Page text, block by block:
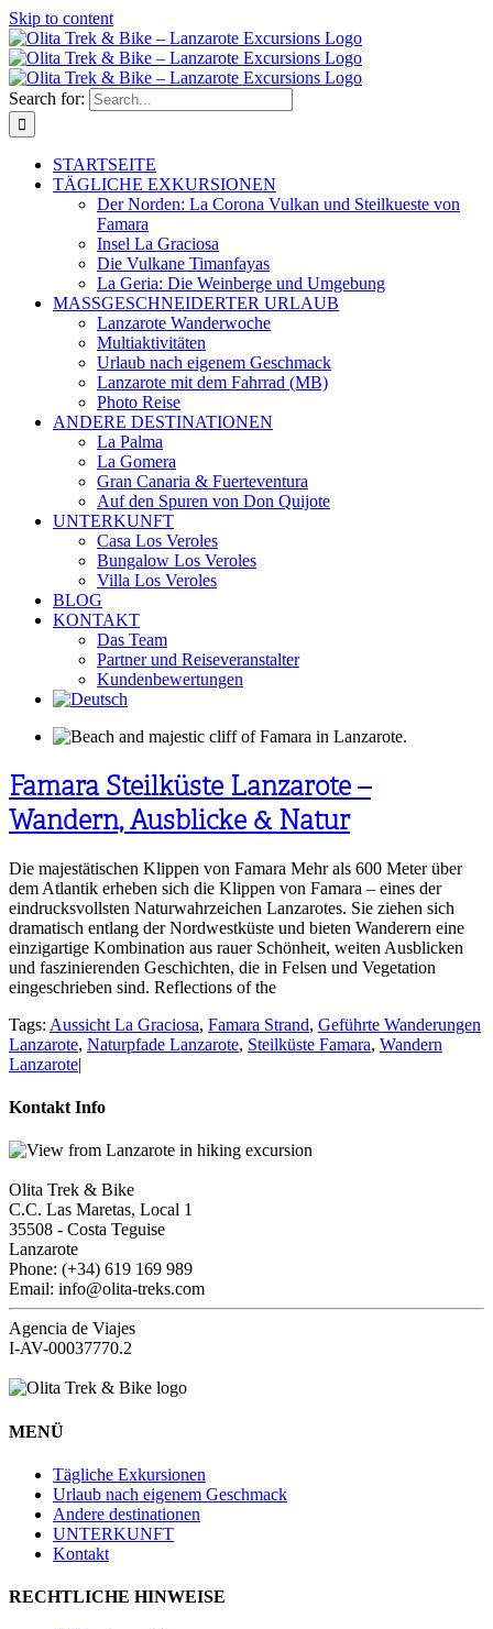
Skip to content
Search for:
STARTSEITE
TÄGLICHE EXKURSIONEN
Der Norden: La Corona Vulkan und Steilkueste von
Famara
Insel La Graciosa
Die Vulkane Timanfayas
La Geria: Die Weinberge und Umgebung
MASSGESCHNEIDERTER URLAUB
Lanzarote Wanderwoche
Multiaktivitäten
Urlaub nach eigenem Geschmack
Lanzarote mit dem Fahrrad (MB)
Photo Reise
ANDERE DESTINATIONEN
La Palma
La Gomera
Gran Canaria & Fuerteventura
Auf den Spuren von Don Quijote
UNTERKUNFT
Casa Los Veroles
Bungalow Los Veroles
Villa Los Veroles
BLOG
KONTAKT
Das Team
Partner und Reiseveranstalter
Kundenbewertungen
Famara Steilküste Lanzarote –
Wandern, Ausblicke & Natur
Die majestätischen Klippen von Famara Mehr als 600 Meter über
dem Atlantik erheben sich die Klippen von Famara – eines der
eindrucksvollsten Naturwahrzeichen Lanzarotes. Sie ziehen sich
dramatisch entlang der Nordwestküste und bieten Wanderern eine
einzigartige Kombination aus rauer Schönheit, weiten Ausblicken
und faszinierenden Geschichten, die in Felsen und Vegetation
eingeschrieben sind. Reflections of the
Tags: Aussicht La Graciosa, Famara Strand, Geführte Wanderungen
Lanzarote, Naturpfade Lanzarote, Steilküste Famara, Wandern
Lanzarote|
Kontakt Info
Olita Trek & Bike
C.C. Las Maretas, Local 1
35508 - Costa Teguise
Lanzarote
Phone: (+34) 619 169 989
Email: info@olita-treks.com
Agencia de Viajes
I-AV-00037770.2
MENÜ
Tägliche Exkursionen
Urlaub nach eigenem Geschmack
Andere destinationen
UNTERKUNFT
Kontakt
RECHTLICHE HINWEISE